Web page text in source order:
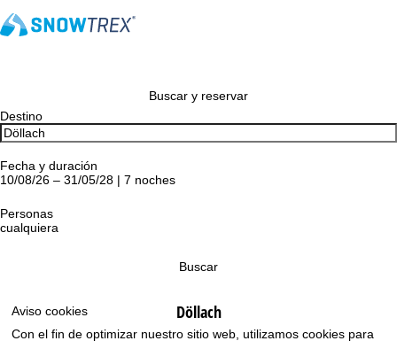
Aviso cookies
Con el fin de optimizar nuestro sitio web, utilizamos cookies para
Buscar y reservar
Destino
Fecha y duración
10/08/26 – 31/05/28 | 7 noches
Personas
cualquiera
Buscar
Döllach